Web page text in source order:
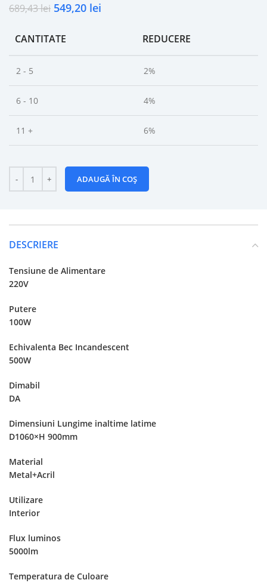
689,43lei 549,20 lei
CANTITATE REDUCERE
2 - 5 2%
6 - 10 4%
11 + 6%
ADAUGĂ ÎN COȘ
DESCRIERE
Tensiune de Alimentare
220V
Putere
100W
Echivalenta Bec Incandescent
500W
Dimabil
DA
Dimensiuni Lungime inaltime latime
D1060×H 900mm
Material
Metal+Acril
Utilizare
Interior
Flux luminos
5000lm
Temperatura de Culoare